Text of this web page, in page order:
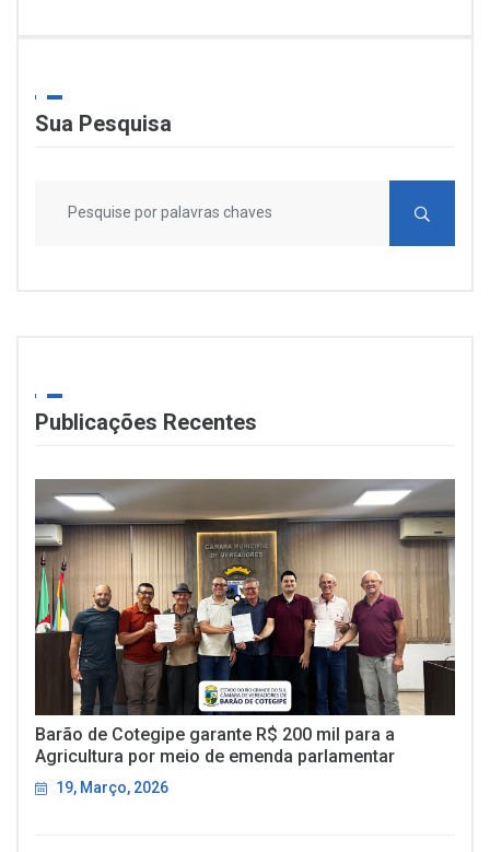
Sua Pesquisa
Publicações Recentes
Barão de Cotegipe garante R$ 200 mil para a
Agricultura por meio de emenda parlamentar
19, Março, 2026